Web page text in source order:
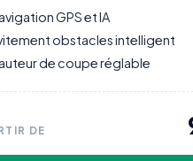
GPS et IA
obstacles intelligent
de coupe réglable
DE